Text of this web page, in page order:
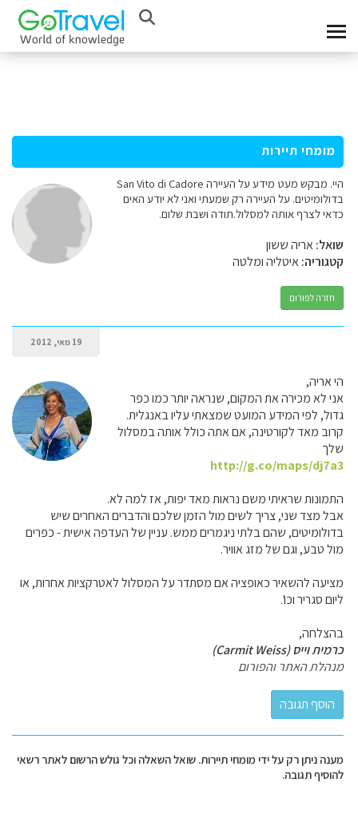
מומחי תיירות
היי. מבקש מעט מידע על העיירה San Vito di Cadore
בדולומיטים. על העיירה רק שמעתי ואני לא יודע האים
כדאי לצרף אותה למסלול.תודה ושבת שלום.
שואל:אריה ששון
קטגוריה:איטליה ומלטה
חזרה לפורום
19 מאי, 2012
הי אריה,
אני לא מכירה את המקום, שנראה יותר כמו כפר
גדול, לפי המידע המועט שמצאתי עליו באנגלית.
קרוב מאד לקורטינה, אם אתה כולל אותה במסלול
שלך
http://g.co/maps/dj7a3
התמונות שראיתי משם נראות מאד יפות, אז למה לא.
אבל מצד שני, צריך לשים מול הזמן שלכם והדברים האחרים שיש
בדולומיטים, שהם בלתי ניגמרים ממש. עניין של העדפה אישית - כפרים
מול טבע, וגם של מזג אוויר.
מציעה להשאיר כאופציה אם מסתדר על המסלול לאטרקציות אחרות, או
ליום סגריר וכו'.
בהצלחה,
כרמית וייס (Carmit Weiss)
מנהלת האתר והפורום
מענה ניתן רק על ידי מומחי תיירות. שואל השאלה וכל גולש הרשום לאתר רשאי
להוסיף תגובה.